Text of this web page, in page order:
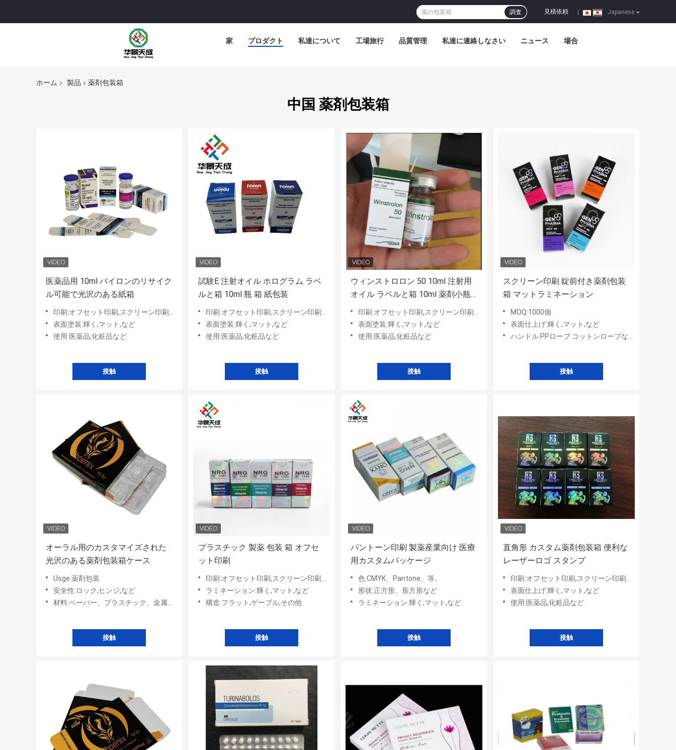
Japanese
見積依頼
調査
家 プロダクト 私達について 工場旅行 品質管理 私達に連絡しなさい ニュース 場合
ホーム 製品 薬剤包装箱
中国 薬剤包装箱
医薬品用 10ml バイロンのリサイク
ル可能で光沢のある紙箱
印刷:オフセット印刷,スクリーン印刷など
表面塗装:輝く,マット,など
使用:医薬品,化粧品など
接触
試験E 注射オイル ホログラム ラベ
ルと箱 10ml 瓶 箱 紙包装
印刷:オフセット印刷,スクリーン印刷など
表面塗装:輝く,マット,など
使用:医薬品,化粧品など
接触
ウィンストロロン 50 10ml 注射用
オイル ラベルと箱 10ml 薬剤小瓶
紙のパッケージ
印刷:オフセット印刷,スクリーン印刷など
表面塗装:輝く,マット,など
使用:医薬品,化粧品など
接触
スクリーン印刷 錠前付き薬剤包装
箱 マットラミネーション
MOQ:1000個
表面仕上げ:輝く,マット,など
ハンドル:PPロープ コットンロープなど
接触
オーラル用のカスタマイズされた
光沢のある薬剤包装箱ケース
Usge:薬剤包装
安全性:ロック,ヒンジ,など
材料:ペーパー、プラスチック、金属、等。
接触
プラスチック 製薬 包装 箱 オフセ
ット印刷
印刷:オフセット印刷,スクリーン印刷など
ラミネーション:輝く,マット,など
構造:フラット,ゲーブル,その他
接触
パントーン印刷 製薬産業向け 医療
用カスタムパッケージ
色:CMYK、Pantone、等。
形状:正方形、長方形など
ラミネーション:輝く,マット,など
接触
直角形 カスタム薬剤包装箱 便利な
レーザーロゴ スタンプ
印刷:オフセット印刷,スクリーン印刷など
表面仕上げ:輝く,マット,など
使用:医薬品,化粧品など
接触